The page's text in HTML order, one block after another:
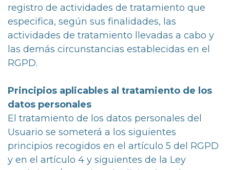
registro de actividades de tratamiento que
especifica, según sus finalidades, las
actividades de tratamiento llevadas a cabo y
las demás circunstancias establecidas en el
RGPD.
Principios aplicables al tratamiento de los
datos personales
El tratamiento de los datos personales del
Usuario se someterá a los siguientes
principios recogidos en el artículo 5 del RGPD
y en el artículo 4 y siguientes de la Ley